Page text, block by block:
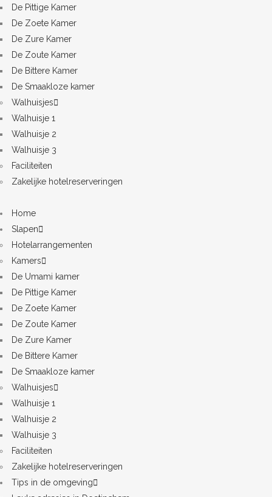
De Pittige Kamer
De Zoete Kamer
De Zure Kamer
De Zoute Kamer
De Bittere Kamer
De Smaakloze kamer
Walhuisjes
Walhuisje 1
Walhuisje 2
Walhuisje 3
Faciliteiten
Zakelijke hotelreserveringen
Home
Slapen
Hotelarrangementen
Kamers
De Umami kamer
De Pittige Kamer
De Zoete Kamer
De Zoute Kamer
De Zure Kamer
De Bittere Kamer
De Smaakloze kamer
Walhuisjes
Walhuisje 1
Walhuisje 2
Walhuisje 3
Faciliteiten
Zakelijke hotelreserveringen
Tips in de omgeving